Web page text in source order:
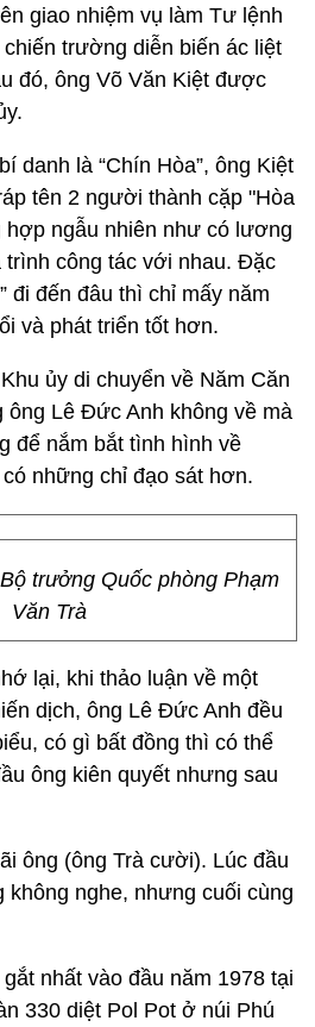
giao nhiệm vụ làm Tư lệnh
trường diễn biến ác liệt
đó, ông Võ Văn Kiệt được
danh là “Chín Hòa”, ông Kiệt
tên 2 người thành cặp "Hòa
hợp ngẫu nhiên như có lương
trình công tác với nhau. Đặc
đi đến đâu thì chỉ mấy năm
và phát triển tốt hơn.
ủy di chuyển về Năm Căn
ông Lê Đức Anh không về mà
để nắm bắt tình hình về
những chỉ đạo sát hơn.
trưởng Quốc phòng Phạm
Văn Trà
lại, khi thảo luận về một
dịch, ông Lê Đức Anh đều
có gì bất đồng thì có thể
ông kiên quyết nhưng sau
ông (ông Trà cười). Lúc đầu
nghe, nhưng cuối cùng
nhất vào đầu năm 1978 tại
330 diệt Pol Pot ở núi Phú